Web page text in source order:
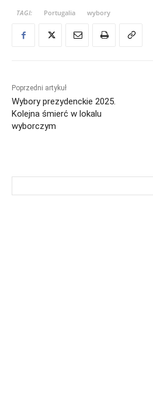
TAGI: Portugalia wybory
Poprzedni artykuł
Wybory prezydenckie 2025.
Kolejna śmierć w lokalu
wyborczym